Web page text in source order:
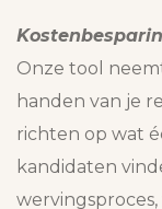
Onze tool
handen van je
richten op wat
kandidaten